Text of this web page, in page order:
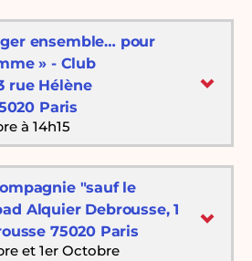
ensemble… pour
» - Club
rue Hélène
Paris
à 14h15
"sauf le
Alquier Debrousse, 1
75020 Paris
et 1er Octobre